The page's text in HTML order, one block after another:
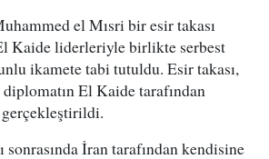
el Mısri bir esir takası
Kaide liderleriyle birlikte serbest
ikamete tabi tutuldu. Esir takası,
El Kaide tarafından
gerçekleştirildi.
sonrasında İran tarafından kendisine